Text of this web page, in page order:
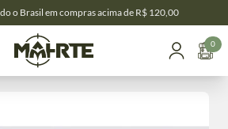
o Brasil em compras acima de R$ 120,00
0